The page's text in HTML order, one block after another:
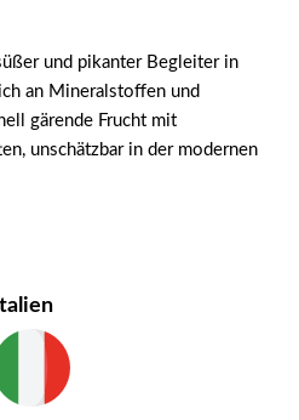
und pikanter Begleiter in
an Mineralstoffen und
gärende Frucht mit
unschätzbar in der modernen
Italien